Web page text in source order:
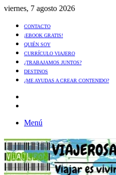
viernes, 7 agosto 2026
CONTACTO
¡EBOOK GRATIS!
QUIÉN SOY
CURRÍCULO VIAJERO
¿TRABAJAMOS JUNTOS?
DESTINOS
¿ME AYUDAS A CREAR CONTENIDO?
Menú